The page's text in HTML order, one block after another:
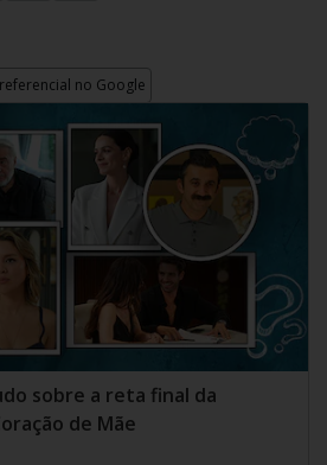
no Google
sobre a reta final da
de Mãe